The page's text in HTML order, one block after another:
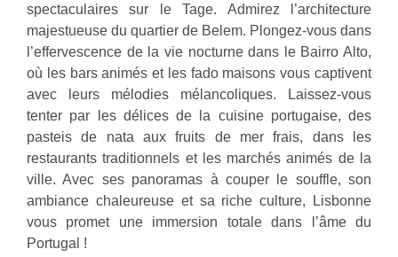
spectaculaires sur le Tage. Admirez l’architecture
majestueuse du quartier de Belem. Plongez-vous dans
l’effervescence de la vie nocturne dans le Bairro Alto,
où les bars animés et les fado maisons vous captivent
avec leurs mélodies mélancoliques. Laissez-vous
tenter par les délices de la cuisine portugaise, des
pasteis de nata aux fruits de mer frais, dans les
restaurants traditionnels et les marchés animés de la
ville. Avec ses panoramas à couper le souffle, son
ambiance chaleureuse et sa riche culture, Lisbonne
vous promet une immersion totale dans l’âme du
Portugal !